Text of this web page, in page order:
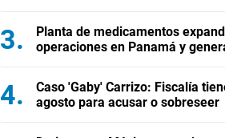
Planta de medicamentos
operaciones en Panamá y
Caso 'Gaby' Carrizo: Fiscalía
agosto para acusar o sobreseer